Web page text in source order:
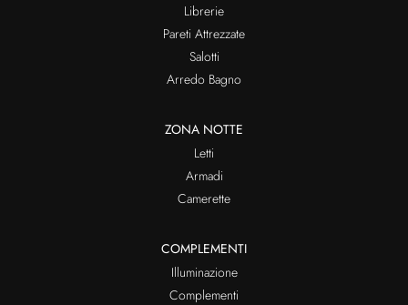
Librerie
Pareti Attrezzate
Salotti
Arredo Bagno
ZONA NOTTE
Letti
Armadi
Camerette
COMPLEMENTI
Illuminazione
Complementi